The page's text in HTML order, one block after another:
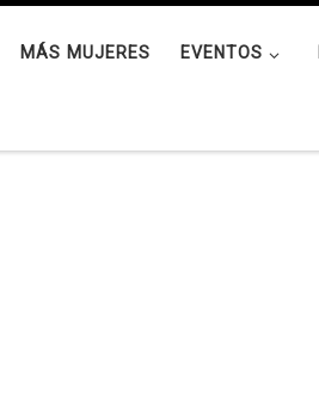
MÁS MUJERES EVENTOS